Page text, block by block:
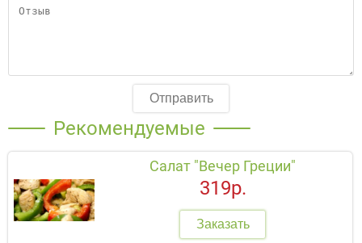
Отправить
Рекомендуемые
Салат "Вечер Греции"
319р.
Заказать